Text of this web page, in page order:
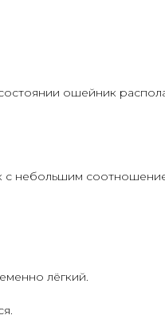
ошейник
с небольшим
лёгкий.